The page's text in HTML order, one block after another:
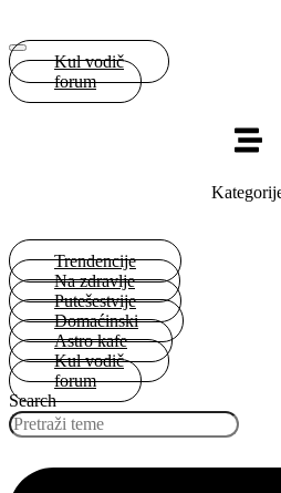
Kul vodič
forum
Trendencije
Na zdravlje
Putešestvije
Domaćinski
Astro kafe
Kul vodič
forum
Search